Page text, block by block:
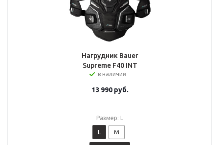
Нагрудник Bauer
Supreme F40 INT
в наличии
13 990руб.
Размер: L
L M